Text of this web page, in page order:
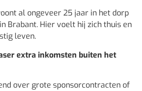
al ongeveer 25 jaar in het dorp
Brabant. Hier voelt hij zich thuis en
leven.
extra inkomsten buiten het
over grote sponsorcontracten of